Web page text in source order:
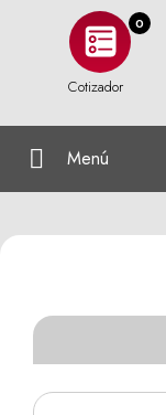
0
Cotizador
Menú